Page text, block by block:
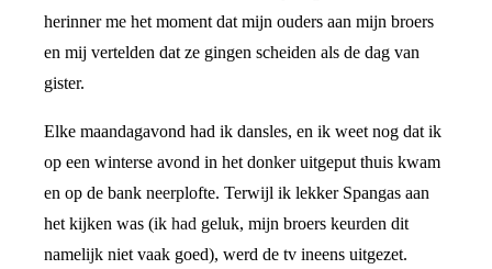
herinner me het moment dat mijn ouders aan mijn broers
en mij vertelden dat ze gingen scheiden als de dag van
gister.
Elke maandagavond had ik dansles, en ik weet nog dat ik
op een winterse avond in het donker uitgeput thuis kwam
en op de bank neerplofte. Terwijl ik lekker Spangas aan
het kijken was (ik had geluk, mijn broers keurden dit
namelijk niet vaak goed), werd de tv ineens uitgezet.